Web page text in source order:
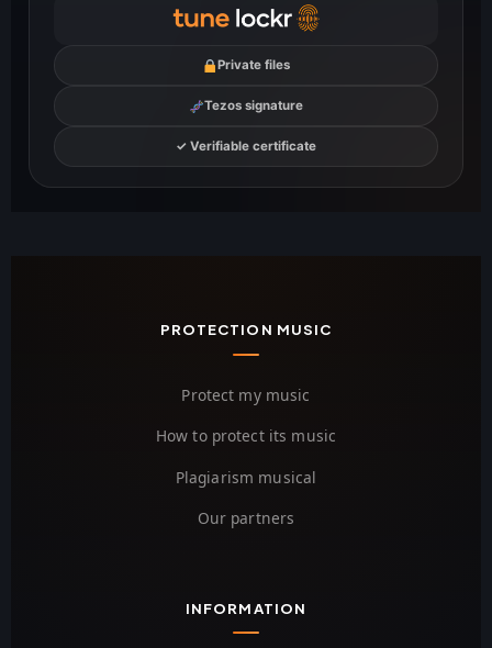
Private files
Tezos signature
✓ Verifiable certificate
PROTECTION MUSIC
Protect my music
How to protect its music
Plagiarism musical
Our partners
INFORMATION